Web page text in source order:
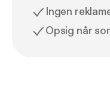
Ingen
Opsig når